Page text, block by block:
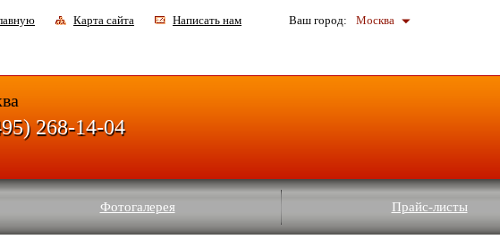
Карта сайта Написать нам Ваш город: Москва
Фотогалерея Прайс-листы
268-14-04